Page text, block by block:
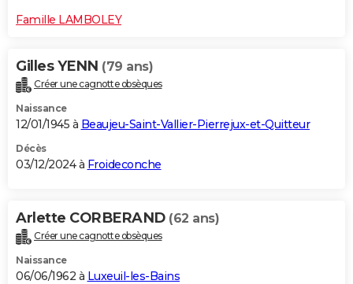
Famille LAMBOLEY
Gilles YENN (79 ans)
Créer une cagnotte obsèques
Naissance
12/01/1945 à Beaujeu-Saint-Vallier-Pierrejux-et-Quitteur
Décès
03/12/2024 à Froideconche
Arlette CORBERAND (62 ans)
Créer une cagnotte obsèques
Naissance
06/06/1962 à Luxeuil-les-Bains